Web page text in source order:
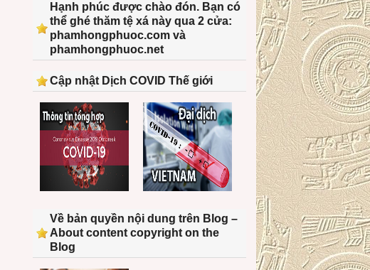
Hạnh phúc được chào đón. Bạn có
thể ghé thăm tệ xá này qua 2 cửa:
phamhongphuoc.com và
phamhongphuoc.net
Cập nhật Dịch COVID Thế giới
Về bản quyền nội dung trên Blog –
About content copyright on the
Blog